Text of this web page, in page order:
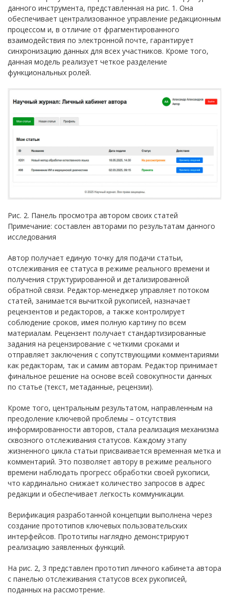
данного инструмента, представленная на рис. 1. Она
обеспечивает централизованное управление редакционным
процессом и, в отличие от фрагментированного
взаимодействия по электронной почте, гарантирует
синхронизацию данных для всех участников. Кроме того,
данная модель реализует четкое разделение
функциональных ролей.
Рис. 2. Панель просмотра автором своих статей
Примечание: составлен авторами по результатам данного
исследования
Автор получает единую точку для подачи статьи,
отслеживания ее статуса в режиме реального времени и
получения структурированной и детализированной
обратной связи. Редактор-менеджер управляет потоком
статей, занимается вычиткой рукописей, назначает
рецензентов и редакторов, а также контролирует
соблюдение сроков, имея полную картину по всем
материалам. Рецензент получает стандартизированные
задания на рецензирование с четкими сроками и
отправляет заключения с сопутствующими комментариями
как редакторам, так и самим авторам. Редактор принимает
финальное решение на основе всей совокупности данных
по статье (текст, метаданные, рецензии).
Кроме того, центральным результатом, направленным на
преодоление ключевой проблемы – отсутствия
информированности авторов, стала реализация механизма
сквозного отслеживания статусов. Каждому этапу
жизненного цикла статьи присваивается временная метка и
комментарий. Это позволяет автору в режиме реального
времени наблюдать прогресс обработки своей рукописи,
что кардинально снижает количество запросов в адрес
редакции и обеспечивает легкость коммуникации.
Верификация разработанной концепции выполнена через
создание прототипов ключевых пользовательских
интерфейсов. Прототипы наглядно демонстрируют
реализацию заявленных функций.
На рис. 2, 3 представлен прототип личного кабинета автора
с панелью отслеживания статусов всех рукописей,
поданных на рассмотрение.